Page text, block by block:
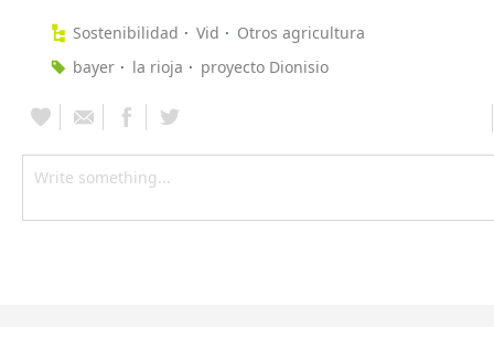
Sostenibilidad Vid
Otros agricultura
bayer
la rioja proyecto Dionisio